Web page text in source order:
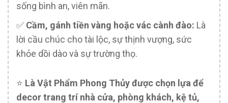
sống bình an, viên mãn.
✅️ Cầm, gánh tiền vàng hoặc vác cành đào: Là
lời cầu chúc cho tài lộc, sự thịnh vượng, sức
khỏe dồi dào và sự trường thọ.
⭐️ Là Vật Phẩm Phong Thủy được chọn lựa để
decor trang trí nhà cửa, phòng khách, kệ tủ,